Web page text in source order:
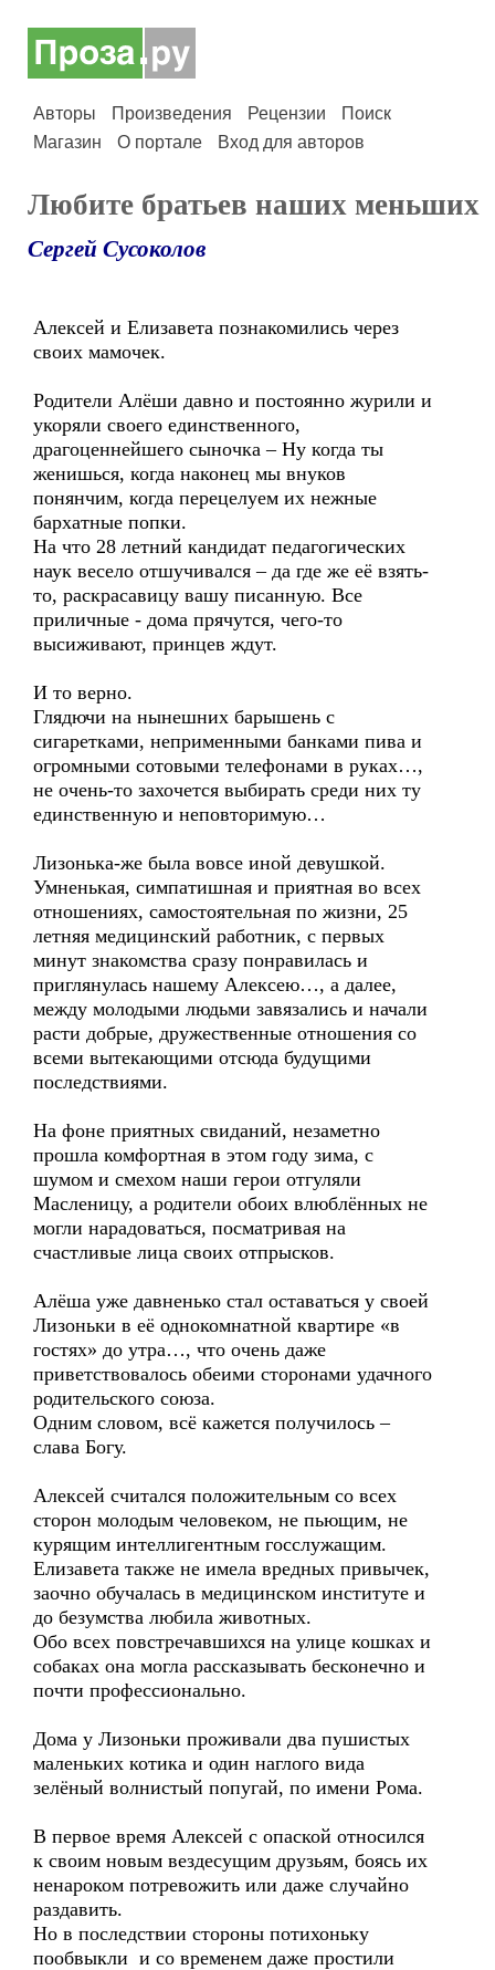
Авторы Произведения Рецензии
Поиск
Магазин
О портале Вход для авторов
Любите братьев наших меньших
Сергей Сусоколов
Алексей и Елизавета познакомились через
своих мамочек.
Родители Алёши давно и постоянно журили и
укоряли своего единственного,
драгоценнейшего сыночка – Ну когда ты
женишься, когда наконец мы внуков
понянчим, когда перецелуем их нежные
бархатные попки.
На что 28 летний кандидат педагогических
наук весело отшучивался – да где же её взять-
то, раскрасавицу вашу писанную. Все
приличные - дома прячутся, чего-то
высиживают, принцев ждут.
И то верно.
Глядючи на нынешних барышень с
сигаретками, неприменными банками пива и
огромными сотовыми телефонами в руках…,
не очень-то захочется выбирать среди них ту
единственную и неповторимую…
Лизонька-же была вовсе иной девушкой.
Умненькая, симпатишная и приятная во всех
отношениях, самостоятельная по жизни, 25
летняя медицинский работник, с первых
минут знакомства сразу понравилась и
приглянулась нашему Алексею…, а далее,
между молодыми людьми завязались и начали
расти добрые, дружественные отношения со
всеми вытекающими отсюда будущими
последствиями.
На фоне приятных свиданий, незаметно
прошла комфортная в этом году зима, с
шумом и смехом наши герои отгуляли
Масленицу, а родители обоих влюблённых не
могли нарадоваться, посматривая на
счастливые лица своих отпрысков.
Алёша уже давненько стал оставаться у своей
Лизоньки в её однокомнатной квартире «в
гостях» до утра…, что очень даже
приветствовалось обеими сторонами удачного
родительского союза.
Одним словом, всё кажется получилось –
слава Богу.
Алексей считался положительным со всех
сторон молодым человеком, не пьющим, не
курящим интеллигентным госслужащим.
Елизавета также не имела вредных привычек,
заочно обучалась в медицинском институте и
до безумства любила животных.
Обо всех повстречавшихся на улице кошках и
собаках она могла рассказывать бесконечно и
почти профессионально.
Дома у Лизоньки проживали два пушистых
маленьких котика и один наглого вида
зелёный волнистый попугай, по имени Рома.
В первое время Алексей с опаской относился
к своим новым вездесущим друзьям, боясь их
ненароком потревожить или даже случайно
раздавить.
Но в последствии стороны потихоньку
пообвыкли и со временем даже простили